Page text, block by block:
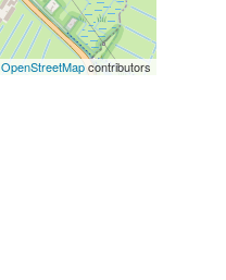
OpenStreetMapcontributors